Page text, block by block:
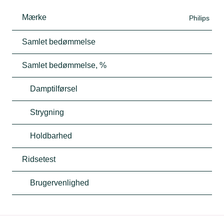
Mærke Philips
Samlet bedømmelse
Samlet bedømmelse, %
Damptilførsel
Strygning
Holdbarhed
Ridsetest
Brugervenlighed